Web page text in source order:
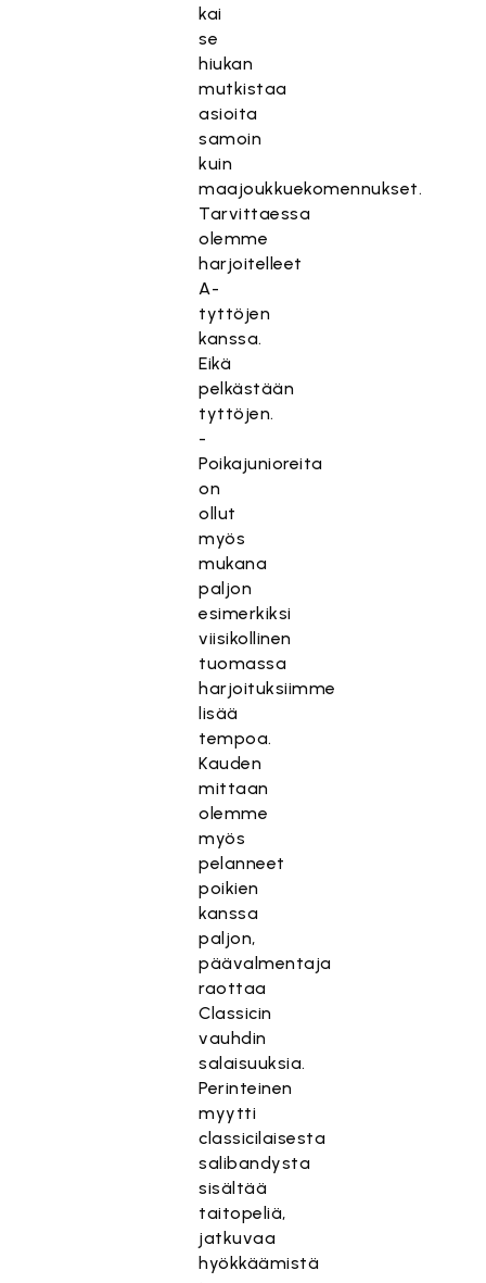
kai
se
hiukan
mutkistaa
asioita
samoin
kuin
maajoukkuekomennukset.
Tarvittaessa
olemme
harjoitelleet
A-
tyttöjen
kanssa.
Eikä
pelkästään
tyttöjen.
-
Poikajunioreita
on
ollut
myös
mukana
paljon
esimerkiksi
viisikollinen
tuomassa
harjoituksiimme
lisää
tempoa.
Kauden
mittaan
olemme
myös
pelanneet
poikien
kanssa
paljon,
päävalmentaja
raottaa
Classicin
vauhdin
salaisuuksia.
Perinteinen
myytti
classicilaisesta
salibandysta
sisältää
taitopeliä,
jatkuvaa
hyökkäämistä